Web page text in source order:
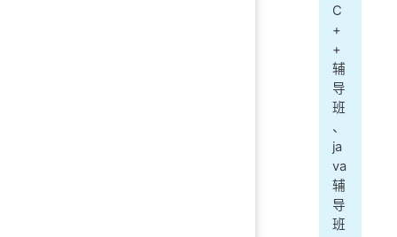
C
+
+
辅
导
班
、
ja
va
辅
导
班